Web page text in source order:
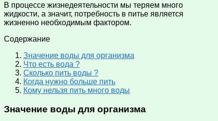
В процессе жизнедеятельности мы теряем много
жидкости, а значит, потребность в питье является
жизненно необходимым фактором.
Содержание
Значение воды для организма
Что есть вода ?
Сколько пить воды ?
Когда нужно больше пить
Кому нельзя пить много воды
Значение воды для организма